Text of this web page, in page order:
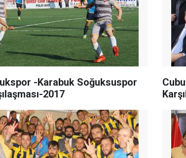
-Karabuk Soğuksuspor
2017